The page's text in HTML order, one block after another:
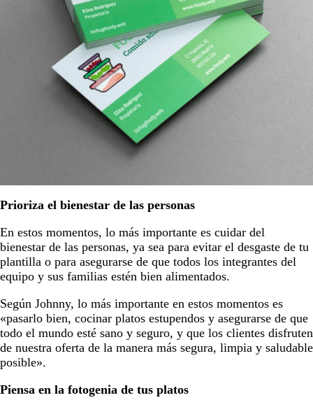
Prioriza el bienestar de las personas
En estos momentos, lo más importante es cuidar del
bienestar de las personas, ya sea para evitar el desgaste de tu
plantilla o para asegurarse de que todos los integrantes del
equipo y sus familias estén bien alimentados.
Según Johnny, lo más importante en estos momentos es
«pasarlo bien, cocinar platos estupendos y asegurarse de que
todo el mundo esté sano y seguro, y que los clientes disfruten
de nuestra oferta de la manera más segura, limpia y saludable
posible».
Piensa en la fotogenia de tus platos